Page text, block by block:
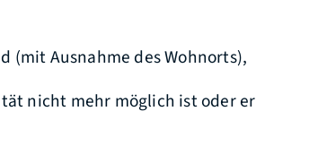
(mit Ausnahme des Wohnorts),
nicht mehr möglich ist oder er